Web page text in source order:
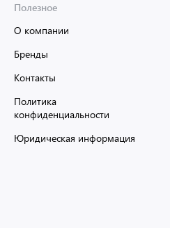
Полезное
О компании
Бренды
Контакты
Политика
конфиденциальности
Юридическая информация